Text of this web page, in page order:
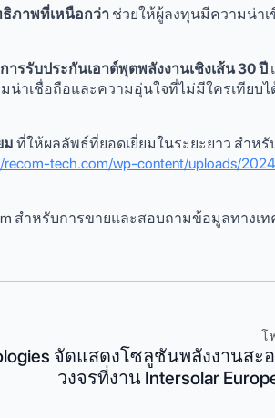
ภาพที่เหนือกว่า ช่วยให้ผู้ลงทุนมีความน่า
การรับประกันเอาต์พุตพลังงานเชิงเส้น 30 ปี
น่าเชื่อถือและความอุ่นใจที่ไม่มีใครเทียบ
ม ที่ให้ผลลัพธ์ที่ยอดเยี่ยมในระยะยาว สำห
recom-tech.com/wp-content/uploads/
สําหรับการขายและสอบถามข้อมูลทางเ
โ
จัดแสดงโซลูชันพลังงานสะ
วงจรที่งาน Intersolar